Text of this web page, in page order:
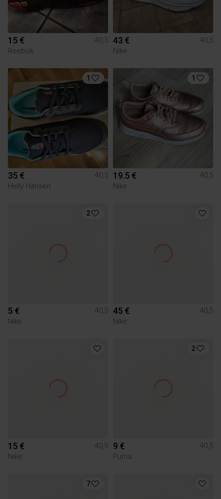
15 €
40,5
Reebok
43 €
40,5
Nike
1
35 €
40,5
Helly Hansen
1
19.5 €
40,5
Nike
2
5 €
40,5
Nike
45 €
40,5
Nike
15 €
40,5
Nike
2
9 €
40,5
Puma
7